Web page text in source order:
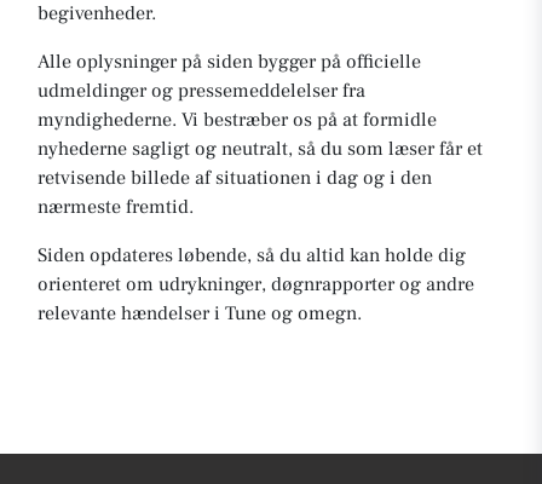
begivenheder.
Alle oplysninger på siden bygger på officielle
udmeldinger og pressemeddelelser fra
myndighederne. Vi bestræber os på at formidle
nyhederne sagligt og neutralt, så du som læser får et
retvisende billede af situationen i dag og i den
nærmeste fremtid.
Siden opdateres løbende, så du altid kan holde dig
orienteret om udrykninger, døgnrapporter og andre
relevante hændelser i Tune og omegn.